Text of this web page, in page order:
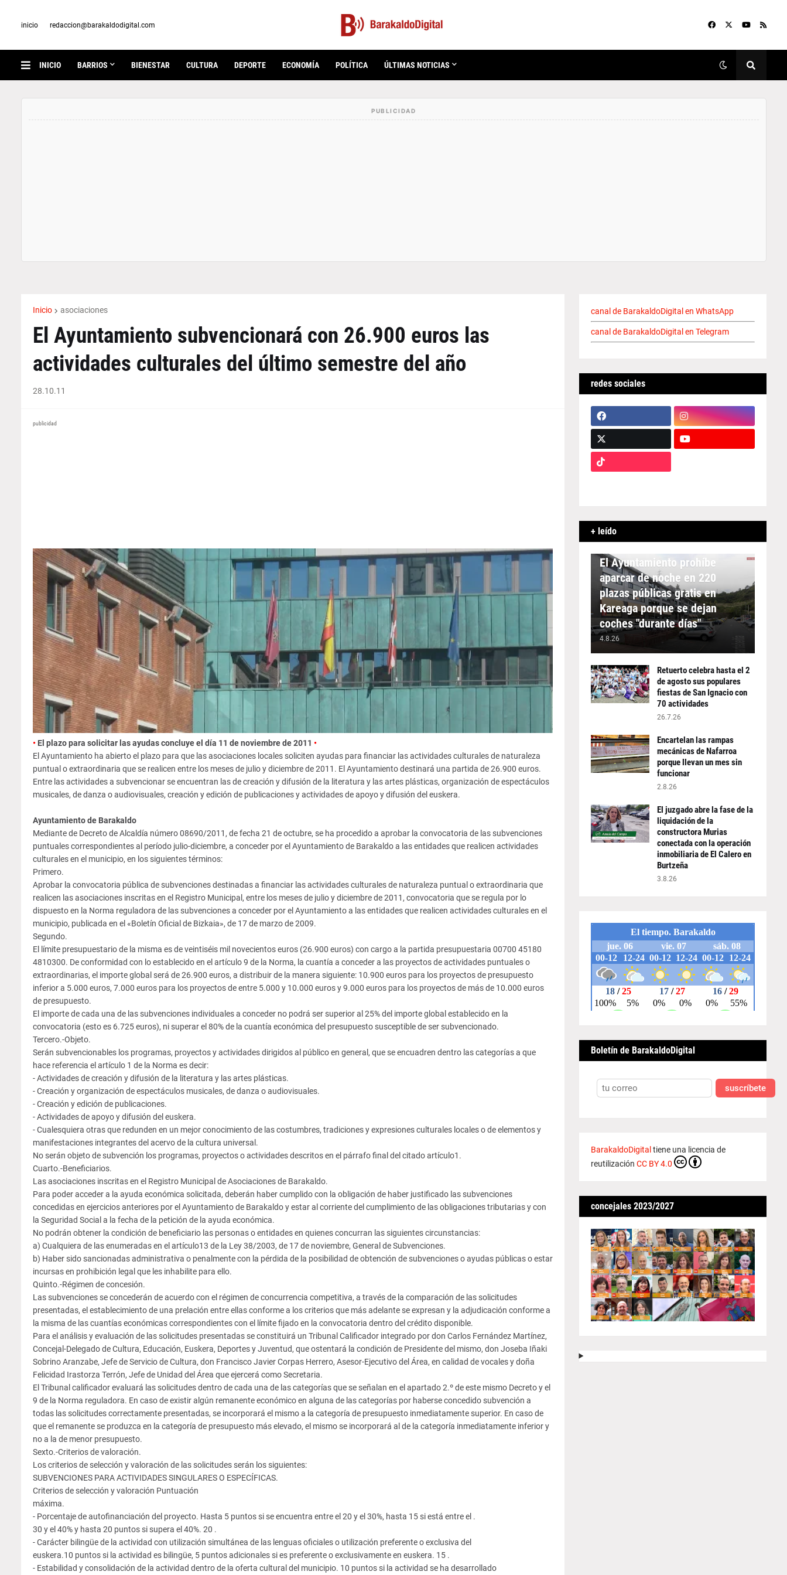
inicio redaccion@barakaldodigital.com
INICIO BARRIOS BIENESTAR CULTURA DEPORTE ECONOMÍA POLÍTICA ÚLTIMAS NOTICIAS
Inicio asociaciones
El Ayuntamiento subvencionará con 26.900 euros las
actividades culturales del último semestre del año
28.10.11
publicidad
• El plazo para solicitar las ayudas concluye el día 11 de noviembre de 2011 •
El Ayuntamiento ha abierto el plazo para que las asociaciones locales soliciten ayudas para financiar las actividades culturales de naturaleza
puntual o extraordinaria que se realicen entre los meses de julio y diciembre de 2011. El Ayuntamiento destinará una partida de 26.900 euros.
Entre las actividades a subvencionar se encuentran las de creación y difusión de la literatura y las artes plásticas, organización de espectáculos
musicales, de danza o audiovisuales, creación y edición de publicaciones y actividades de apoyo y difusión del euskera.
Ayuntamiento de Barakaldo
Mediante de Decreto de Alcaldía número 08690/2011, de fecha 21 de octubre, se ha procedido a aprobar la convocatoria de las subvenciones
puntuales correspondientes al período julio-diciembre, a conceder por el Ayuntamiento de Barakaldo a las entidades que realicen actividades
culturales en el municipio, en los siguientes términos:
Primero.
Aprobar la convocatoria pública de subvenciones destinadas a financiar las actividades culturales de naturaleza puntual o extraordinaria que
realicen las asociaciones inscritas en el Registro Municipal, entre los meses de julio y diciembre de 2011, convocatoria que se regula por lo
dispuesto en la Norma reguladora de las subvenciones a conceder por el Ayuntamiento a las entidades que realicen actividades culturales en el
municipio, publicada en el «Boletín Oficial de Bizkaia», de 17 de marzo de 2009.
Segundo.
El límite presupuestario de la misma es de veintiséis mil novecientos euros (26.900 euros) con cargo a la partida presupuestaria 00700 45180
4810300. De conformidad con lo establecido en el artículo 9 de la Norma, la cuantía a conceder a las proyectos de actividades puntuales o
extraordinarias, el importe global será de 26.900 euros, a distribuir de la manera siguiente: 10.900 euros para los proyectos de presupuesto
inferior a 5.000 euros, 7.000 euros para los proyectos de entre 5.000 y 10.000 euros y 9.000 euros para los proyectos de más de 10.000 euros
de presupuesto.
El importe de cada una de las subvenciones individuales a conceder no podrá ser superior al 25% del importe global establecido en la
convocatoria (esto es 6.725 euros), ni superar el 80% de la cuantía económica del presupuesto susceptible de ser subvencionado.
Tercero.-Objeto.
Serán subvencionables los programas, proyectos y actividades dirigidos al público en general, que se encuadren dentro las categorías a que
hace referencia el artículo 1 de la Norma es decir:
- Actividades de creación y difusión de la literatura y las artes plásticas.
- Creación y organización de espectáculos musicales, de danza o audiovisuales.
- Creación y edición de publicaciones.
- Actividades de apoyo y difusión del euskera.
- Cualesquiera otras que redunden en un mejor conocimiento de las costumbres, tradiciones y expresiones culturales locales o de elementos y
manifestaciones integrantes del acervo de la cultura universal.
No serán objeto de subvención los programas, proyectos o actividades descritos en el párrafo final del citado artículo1.
Cuarto.-Beneficiarios.
Las asociaciones inscritas en el Registro Municipal de Asociaciones de Barakaldo.
Para poder acceder a la ayuda económica solicitada, deberán haber cumplido con la obligación de haber justificado las subvenciones
concedidas en ejercicios anteriores por el Ayuntamiento de Barakaldo y estar al corriente del cumplimiento de las obligaciones tributarias y con
la Seguridad Social a la fecha de la petición de la ayuda económica.
No podrán obtener la condición de beneficiario las personas o entidades en quienes concurran las siguientes circunstancias:
a) Cualquiera de las enumeradas en el artículo13 de la Ley 38/2003, de 17 de noviembre, General de Subvenciones.
b) Haber sido sancionadas administrativa o penalmente con la pérdida de la posibilidad de obtención de subvenciones o ayudas públicas o estar
incursas en prohibición legal que les inhabilite para ello.
Quinto.-Régimen de concesión.
Las subvenciones se concederán de acuerdo con el régimen de concurrencia competitiva, a través de la comparación de las solicitudes
presentadas, el establecimiento de una prelación entre ellas conforme a los criterios que más adelante se expresan y la adjudicación conforme a
la misma de las cuantías económicas correspondientes con el límite fijado en la convocatoria dentro del crédito disponible.
Para el análisis y evaluación de las solicitudes presentadas se constituirá un Tribunal Calificador integrado por don Carlos Fernández Martínez,
Concejal-Delegado de Cultura, Educación, Euskera, Deportes y Juventud, que ostentará la condición de Presidente del mismo, don Joseba Iñaki
Sobrino Aranzabe, Jefe de Servicio de Cultura, don Francisco Javier Corpas Herrero, Asesor-Ejecutivo del Área, en calidad de vocales y doña
Felicidad Irastorza Terrón, Jefe de Unidad del Área que ejercerá como Secretaria.
El Tribunal calificador evaluará las solicitudes dentro de cada una de las categorías que se señalan en el apartado 2.º de este mismo Decreto y el
9 de la Norma reguladora. En caso de existir algún remanente económico en alguna de las categorías por haberse concedido subvención a
todas las solicitudes correctamente presentadas, se incorporará el mismo a la categoría de presupuesto inmediatamente superior. En caso de
que el remanente se produzca en la categoría de presupuesto más elevado, el mismo se incorporará al de la categoría inmediatamente inferior y
no a la de menor presupuesto.
Sexto.-Criterios de valoración.
Los criterios de selección y valoración de las solicitudes serán los siguientes:
SUBVENCIONES PARA ACTIVIDADES SINGULARES O ESPECÍFICAS.
Criterios de selección y valoración Puntuación
máxima.
- Porcentaje de autofinanciación del proyecto. Hasta 5 puntos si se encuentra entre el 20 y el 30%, hasta 15 si está entre el .
30 y el 40% y hasta 20 puntos si supera el 40%. 20 .
- Carácter bilingüe de la actividad con utilización simultánea de las lenguas oficiales o utilización preferente o exclusiva del
euskera.10 puntos si la actividad es bilingüe, 5 puntos adicionales si es preferente o exclusivamente en euskera. 15 .
- Estabilidad y consolidación de la actividad dentro de la oferta cultural del municipio. 10 puntos si la actividad se ha desarrollado
canal de BarakaldoDigital en WhatsApp
canal de BarakaldoDigital en Telegram
redes sociales
+ leído
APARCAMIENTO
El Ayuntamiento prohíbe
aparcar de noche en 220
plazas públicas gratis en
Kareaga porque se dejan
coches "durante días"
4.8.26
Retuerto celebra hasta el 2
de agosto sus populares
fiestas de San Ignacio con
70 actividades
26.7.26
Encartelan las rampas
mecánicas de Nafarroa
porque llevan un mes sin
funcionar
2.8.26
El juzgado abre la fase de la
liquidación de la
constructora Murias
conectada con la operación
inmobiliaria de El Calero en
Burtzeña
3.8.26
Boletín de BarakaldoDigital
suscríbete
BarakaldoDigital tiene una licencia de
reutilización CC BY 4.0
concejales 2023/2027